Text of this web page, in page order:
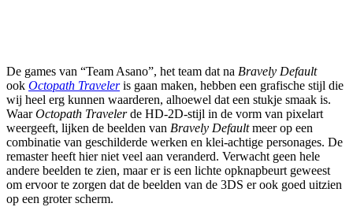
De games van “Team Asano”, het team dat na Bravely Default
ook Octopath Traveleris gaan maken, hebben een grafische stijl die
wij heel erg kunnen waarderen, alhoewel dat een stukje smaak is.
WaarOctopath Travelerde HD-2D-stijl in de vorm van pixelart
weergeeft, lijken de beelden van Bravely Defaultmeer op een
combinatie van geschilderde werken en klei-achtige personages. De
remaster heeft hier niet veel aan veranderd. Verwacht geen hele
andere beelden te zien, maar er is een lichte opknapbeurt geweest
om ervoor te zorgen dat de beelden van de 3DS er ook goed uitzien
op een groter scherm.